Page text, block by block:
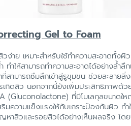
Gel to Foam
ง่าย เหมาะสำหรับใช้ทำความสะอาดทั้ง
ทำให้สามารถทำความสะอาดได้อย่างล้
ามารถซึมลึกเข้าสู่รูขุมขน ช่วยละลาย
กิดสิว นอกจากนี้ยังเพิ่มประสิทธิภาพ
(Gluconolactone) ที่มีโมเลกุลขนาด
วามแข็งแรงให้กับเกราะป้องกันผิว ทำ
วและรอยสิวได้อย่างเห็นผลจริง โด